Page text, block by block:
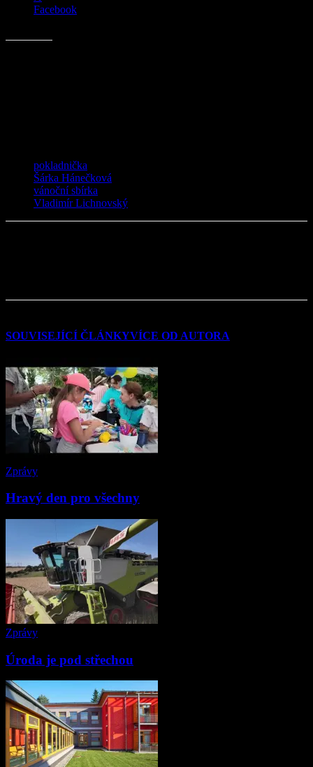
Facebook
pokladnička
Šárka Hánečková
vánoční sbírka
Vladimír Lichnovský
SOUVISEJÍCÍ ČLÁNKYVÍCE OD AUTORA
Zprávy
Hravý den pro všechny
Zprávy
Úroda je pod střechou